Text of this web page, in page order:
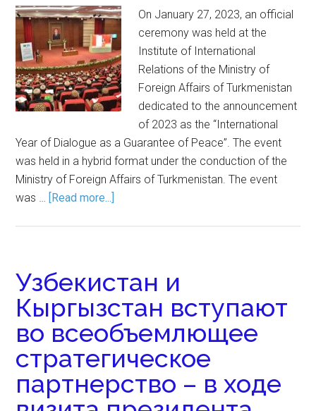
On January 27, 2023, an official
ceremony was held at the
Institute of International
Relations of the Ministry of
Foreign Affairs of Turkmenistan
dedicated to the announcement
of 2023 as the “International
Year of Dialogue as a Guarantee of Peace”. The event
was held in a hybrid format under the conduction of the
Ministry of Foreign Affairs of Turkmenistan. The event
was … [Read more...]
Узбекистан и
Кыргызстан вступают
во всеобъемлющее
стратегическое
партнерство – в ходе